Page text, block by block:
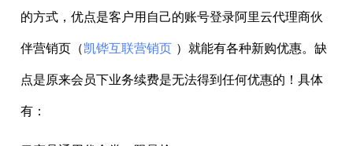
的方式，优点是客户用自己的账号登录阿里云代理商伙
伴营销页（凯铧互联营销页 ）就能有各种新购优惠。缺
点是原来会员下业务续费是无法得到任何优惠的！具体
有：